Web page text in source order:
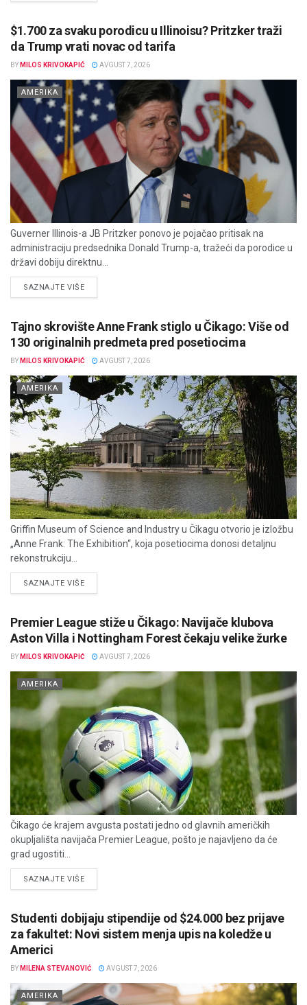
$1.700 za svaku porodicu u Illinoisu? Pritzker traži
da Trump vrati novac od tarifa
BY MILOS KRIVOKAPIĆ AVGUST 7, 2026
AMERIKA
Guverner Illinois-a JB Pritzker ponovo je pojačao pritisak na
administraciju predsednika Donald Trump-a, tražeći da porodice u
državi dobiju direktnu...
SAZNAJTE VIŠEDETAILS
Tajno skrovište Anne Frank stiglo u Čikago: Više od
130 originalnih predmeta pred posetiocima
BY MILOS KRIVOKAPIĆ AVGUST 7, 2026
AMERIKA
Griffin Museum of Science and Industry u Čikagu otvorio je izložbu
„Anne Frank: The Exhibition“, koja posetiocima donosi detaljnu
rekonstrukciju...
SAZNAJTE VIŠEDETAILS
Premier League stiže u Čikago: Navijače klubova
Aston Villa i Nottingham Forest čekaju velike žurke
BY MILOS KRIVOKAPIĆ AVGUST 7, 2026
AMERIKA
Čikago će krajem avgusta postati jedno od glavnih američkih
okupljališta navijača Premier League, pošto je najavljeno da će
grad ugostiti...
SAZNAJTE VIŠEDETAILS
Studenti dobijaju stipendije od $24.000 bez prijave
za fakultet: Novi sistem menja upis na koledže u
Americi
BY MILENA STEVANOVIĆ AVGUST 7, 2026
AMERIKA